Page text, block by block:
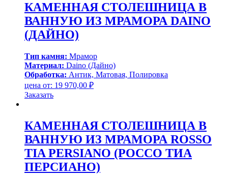
КАМЕННАЯ СТОЛЕШНИЦА В
ВАННУЮ ИЗ МРАМОРА DAINO
(ДАЙНО)
Тип камня: Мрамор
Материал: Daino (Дайно)
Обработка: Антик, Матовая, Полировка
цена от: 19 970,00 ₽
Заказать
КАМЕННАЯ СТОЛЕШНИЦА В
ВАННУЮ ИЗ МРАМОРА ROSSO
TIA PERSIANO (РОССО ТИА
ПЕРСИАНО)